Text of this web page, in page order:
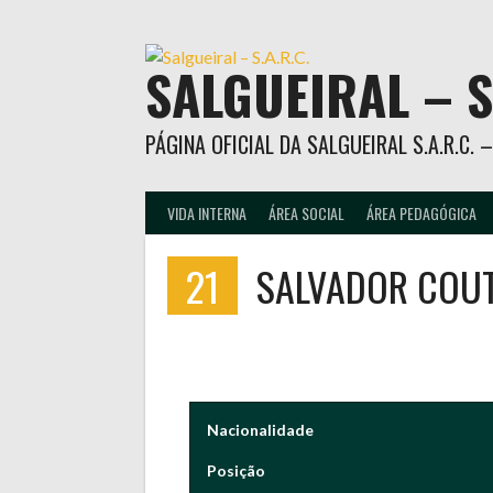
SALGUEIRAL –
PÁGINA OFICIAL DA SALGUEIRAL S.A.R.C.
VIDA INTERNA ÁREA SOCIAL ÁREA PEDAGÓGICA
21 SALVADOR
Nacionalidade
Posição